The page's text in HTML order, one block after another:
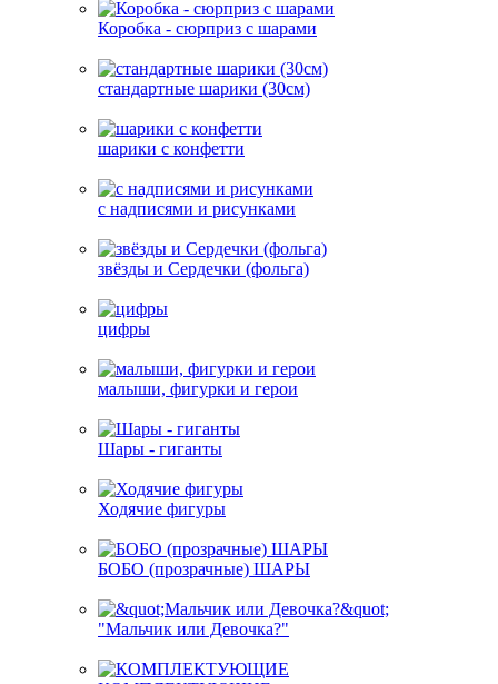
Коробка - сюрприз с шарами
стандартные шарики (30см)
шарики с конфетти
с надписями и рисунками
звёзды и Сердечки (фольга)
цифры
малыши, фигурки и герои
Шары - гиганты
Ходячие фигуры
БОБО (прозрачные) ШАРЫ
"Мальчик или Девочка?"